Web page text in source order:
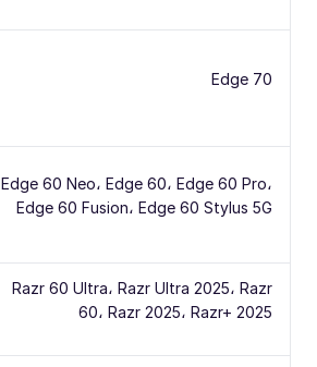
Edge 70
Edge 60 Neo، Edge 60، Edge 60 Pro،
Edge 60 Fusion، Edge 60 Stylus 5G
Razr 60 Ultra، Razr Ultra 2025، Razr
60، Razr 2025، Razr+ 2025